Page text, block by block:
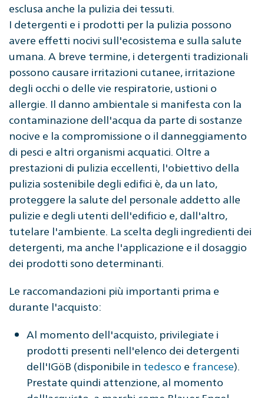
esclusa anche la pulizia dei tessuti.
I detergenti e i prodotti per la pulizia possono
avere effetti nocivi sull'ecosistema e sulla salute
umana. A breve termine, i detergenti tradizionali
possono causare irritazioni cutanee, irritazione
degli occhi o delle vie respiratorie, ustioni o
allergie. Il danno ambientale si manifesta con la
contaminazione dell'acqua da parte di sostanze
nocive e la compromissione o il danneggiamento
di pesci e altri organismi acquatici. Oltre a
prestazioni di pulizia eccellenti, l'obiettivo della
pulizia sostenibile degli edifici è, da un lato,
proteggere la salute del personale addetto alle
pulizie e degli utenti dell'edificio e, dall'altro,
tutelare l'ambiente. La scelta degli ingredienti dei
detergenti, ma anche l'applicazione e il dosaggio
dei prodotti sono determinanti.
Le raccomandazioni più importanti prima e
durante l'acquisto:
Al momento dell'acquisto, privilegiate i
prodotti presenti nell'elenco dei detergenti
dell'IGöB (disponibile in tedesco e francese).
Prestate quindi attenzione, al momento